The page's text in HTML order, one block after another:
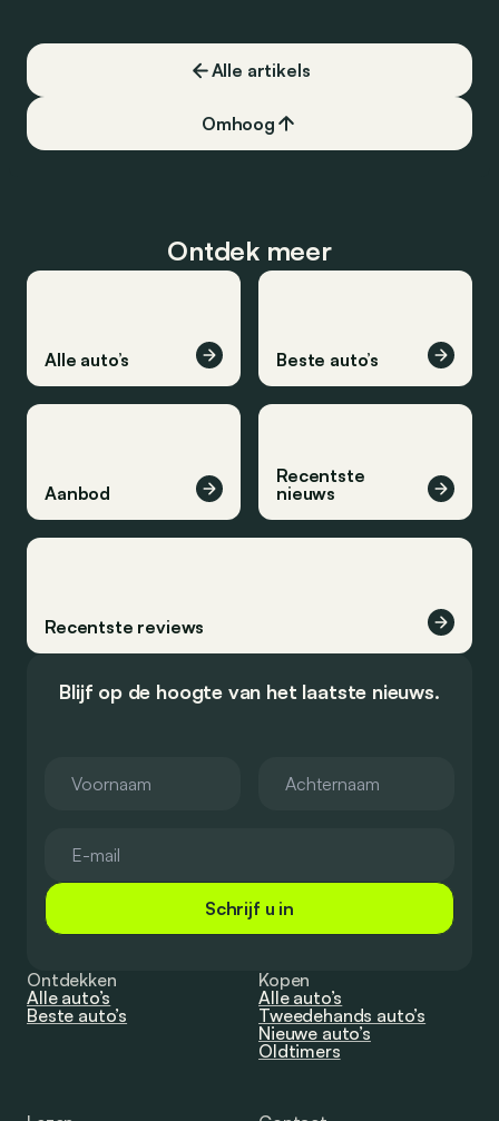
Alle artikels
Omhoog
Ontdek meer
Alle auto’s Beste auto’s
Aanbod
Recentste
nieuws
Recentste reviews
Blijf op de hoogte van het laatste nieuws.
Schrijf u in
Ontdekken
Alle auto’s
Beste auto’s
Kopen
Alle auto’s
Tweedehands auto’s
Nieuwe auto’s
Oldtimers